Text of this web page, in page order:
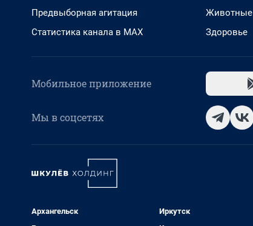
Предвыборная агитация
Статистика канала в MAX
Животные
Здоровье
Мобильное приложение
Мы в соцсетях
Архангельск
Иркутск